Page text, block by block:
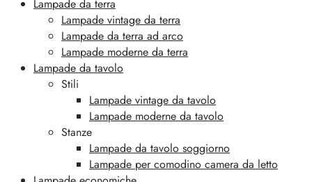
Lampade da terra
Lampade vintage da terra
Lampade da terra ad arco
Lampade moderne da terra
Lampade da tavolo
Stili
Lampade vintage da tavolo
Lampade moderne da tavolo
Stanze
Lampade da tavolo soggiorno
Lampade per comodino camera da letto